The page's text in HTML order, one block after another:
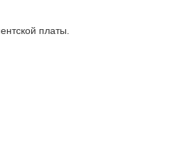
платы.